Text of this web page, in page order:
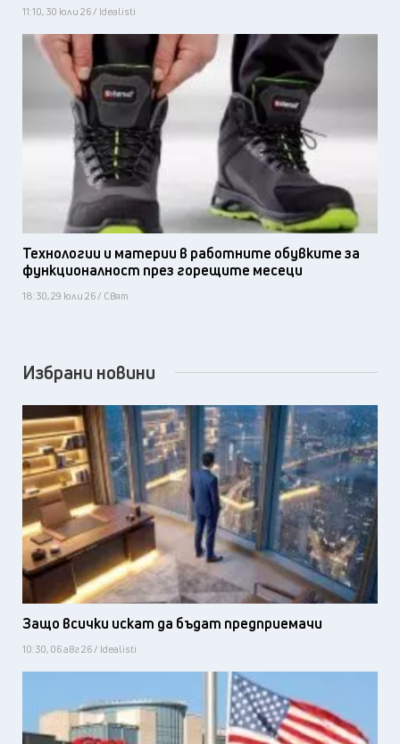
11:10, 30 юли 26 / Idealisti
Технологии и материи в работните обувките за
функционалност през горещите месеци
18:30, 29 юли 26 / Свят
Избрани новини
Защо всички искат да бъдат предприемачи
10:30, 06 авг 26 / Idealisti